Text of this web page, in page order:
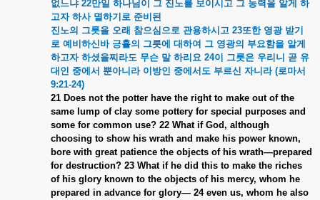
없느냐22만일 하나님이 그 진노를 보이시고 그 능력을 알게 하
고자 하사 멸하기로 준비된
진노의 그릇을 오래 참으심으로 관용하시고 23또한 영광 받기
로 예비하신바 긍휼의 그릇에 대하여 그 영광의 부요함을 알게
하고자 하셨을찌라도 무슨 말 하리요 24이 그릇은 우리니 곧 유
대인 중에서 뿐아니라 이방인 중에서도 부르신 자니라(로마서
9:21-24)
21 Does not the potter have the right to make out of the
same lump of clay some pottery for special purposes and
some for common use? 22 What if God, although
choosing to show his wrath and make his power known,
bore with great patience the objects of his wrath—prepared
for destruction? 23 What if he did this to make the riches
of his glory known to the objects of his mercy, whom he
prepared in advance for glory— 24 even us, whom he also